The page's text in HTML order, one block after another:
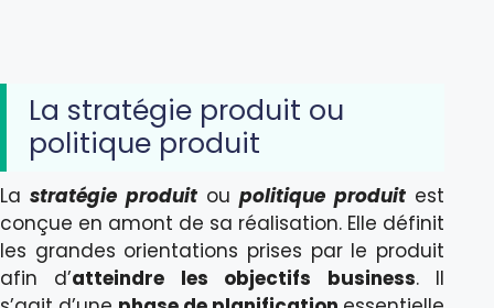
La stratégie produit ou
politique produit
Lastratégie produitoupolitique produitest
conçue en amont de sa réalisation. Elle définit
les grandes orientations prises par le produit
afin d’atteindre les objectifs business. Il